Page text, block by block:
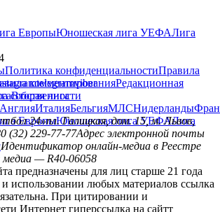
ЕвропыЮношеская лига УЕФАЛига
Политика конфиденциальностиПравила
комментированияРедакционная
собственности
telegramviber
Вторая лига
АнглияИталияБельгияМЛСНидерланды
ЕвропыЮношеская лига УЕФАЛига
24»пл. Галицкая, дом. 15, м. Львов,
(32) 229-77-77Адрес электронной почты
Идентификатор онлайн-медиа в Реестре
медиа — R40-06058
предназначены для лиц старше 21 года
использовании любых материалов ссылка
При цитировании и
Интернет гиперссылка на сайтт